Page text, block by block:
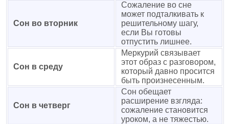
Сон во вторник
Сожаление во сне
может подталкивать к
решительному шагу,
если Вы готовы
отпустить лишнее.
Сон в среду
Меркурий связывает
этот образ с разговором,
который давно просится
быть произнесенным.
Сон в четверг
Сон обещает
расширение взгляда:
сожаление становится
уроком, а не тяжестью.